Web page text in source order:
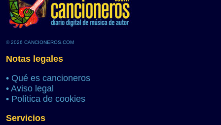
© 2026 CANCIONEROS.COM
Notas legales
• Qué es cancioneros
• Aviso legal
• Política de cookies
Servicios